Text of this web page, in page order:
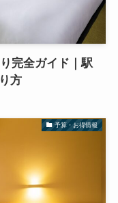
完全ガイド｜駅
方
予算・お得情報